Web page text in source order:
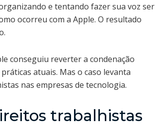
e tentando fazer sua voz ser
ocorreu com a Apple. O resultado
conseguiu reverter a condenação
atuais. Mas o caso levanta
nas empresas de tecnologia.
trabalhistas